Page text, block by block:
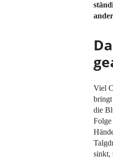
Viel
bringt
die
sinkt,